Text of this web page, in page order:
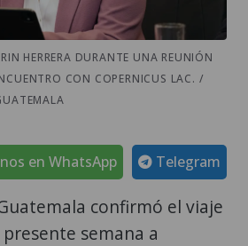
HERRERA DURANTE UNA REUNIÓN
CON COPERNICUS LAC. /
Telegram
en WhatsApp
confirmó el viaje
semana a